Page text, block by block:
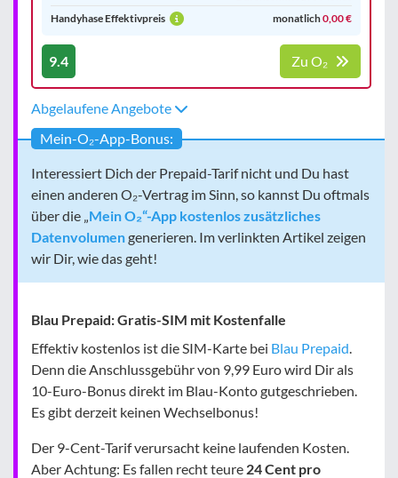
Handyhase Effektivpreis
monatlich0,00 €
9.4 Zu O₂
Abgelaufene Angebote
Mein-O₂-App-Bonus:
Interessiert Dich der Prepaid-Tarif nicht und Du hast
einen anderen O₂-Vertrag im Sinn, so kannst Du oftmals
über die „Mein O₂“-App kostenlos zusätzliches
Datenvolumengenerieren. Im verlinkten Artikel zeigen
wir Dir, wie das geht!
Blau Prepaid: Gratis-SIM mit Kostenfalle
Effektiv kostenlos ist die SIM-Karte bei Blau Prepaid.
Denn die Anschlussgebühr von 9,99 Euro wird Dir als
10-Euro-Bonus direkt im Blau-Konto gutgeschrieben.
Es gibt derzeit keinen Wechselbonus!
Der 9-Cent-Tarif verursacht keine laufenden Kosten.
Aber Achtung: Es fallen recht teure 24 Cent pro